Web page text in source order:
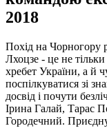
2018
Похід на Чорногору
Лхоцзе - це не
хребет України, а й
поспілкуватися зі
досвід і почути
Ірина Галай, Тарас
Городечний.